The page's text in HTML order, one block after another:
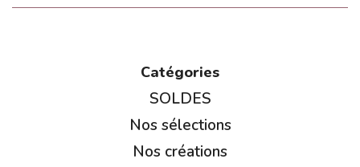
Catégories
SOLDES
Nos sélections
Nos créations